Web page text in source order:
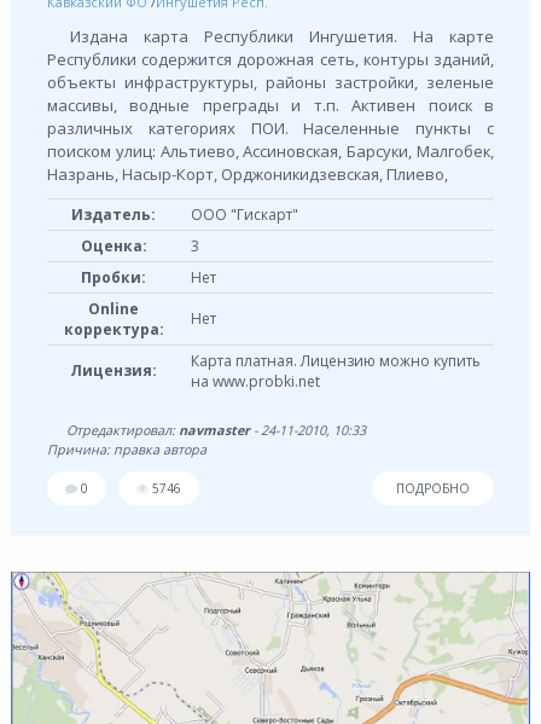
Издана карта Республики Ингушетия. На карте
Республики содержится дорожная сеть, контуры зданий,
объекты инфраструктуры, районы застройки, зеленые
массивы, водные преграды и т.п. Активен поиск в
различных категориях ПОИ. Населенные пункты с
поиском улиц: Альтиево, Ассиновская, Барсуки, Малгобек,
Назрань, Насыр-Корт, Орджоникидзевская, Плиево,
Издатель:
ООО "Гискарт"
Оценка:
3
Пробки:
Нет
Online
корректура:
Нет
Лицензия:
Карта платная. Лицензию можно купить
на www.probki.net
Отредактировал: navmaster- 24-11-2010, 10:33
Причина: правка автора
0 5746 ПОДРОБНО